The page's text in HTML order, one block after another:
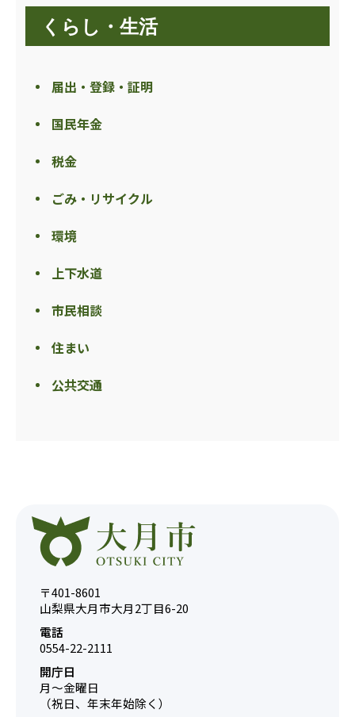
くらし・生活
届出・登録・証明
国民年金
税金
ごみ・リサイクル
環境
上下水道
市民相談
住まい
公共交通
〒401-8601
山梨県大月市大月2丁目6-20
電話
0554-22-2111
開庁日
月～金曜日
（祝日、年末年始除く）